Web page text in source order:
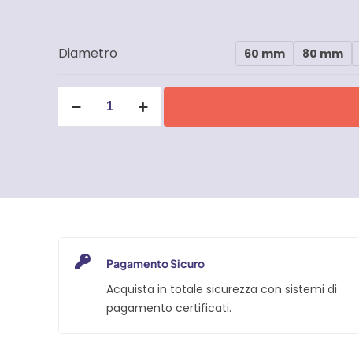
Diametro 60 mm 80 mm
con
quantitàPagamento Sicuro
Acquista in totale sicurezza con sistemi di
pagamento certificati.